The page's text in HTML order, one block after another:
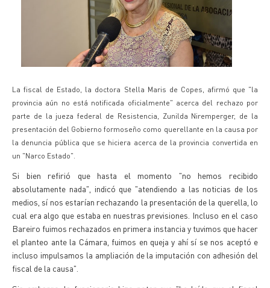
La fiscal de Estado, la doctora Stella Maris de Copes, afirmó que "la
provincia aún no está notificada oficialmente" acerca del rechazo por
parte de la jueza federal de Resistencia, Zunilda Niremperger, de la
presentación del Gobierno formoseño como querellante en la causa por
la denuncia pública que se hiciera acerca de la provincia convertida en
un "Narco Estado".
Si bien refirió que hasta el momento "no hemos recibido
absolutamente nada", indicó que "atendiendo a las noticias de los
medios, sí nos estarían rechazando la presentación de la querella, lo
cual era algo que estaba en nuestras previsiones. Incluso en el caso
Bareiro fuimos rechazados en primera instancia y tuvimos que hacer
el planteo ante la Cámara, fuimos en queja y ahí sí se nos aceptó e
incluso impulsamos la ampliación de la imputación con adhesión del
fiscal de la causa".